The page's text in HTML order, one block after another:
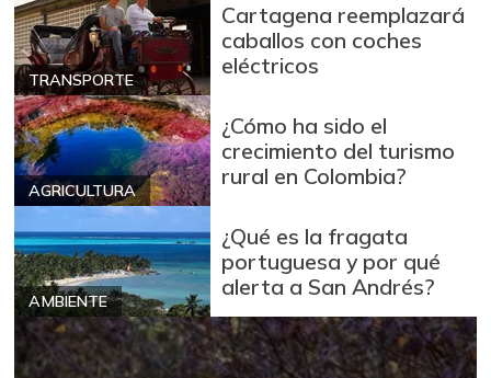
TRANSPORTE
Cartagena reemplazará
caballos con coches
eléctricos
AGRICULTURA
¿Cómo ha sido el
crecimiento del turismo
rural en Colombia?
AMBIENTE
¿Qué es la fragata
portuguesa y por qué
alerta a San Andrés?